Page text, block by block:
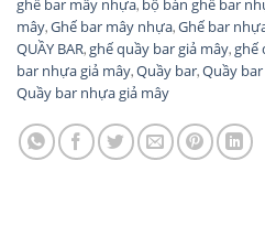
ghế bar mây nhựa, bộ bàn ghế bar
mây,Ghế bar mây nhựa,Ghế bar
QUẦY BAR,ghế quầy bar giả mây,ghế
bar nhựa giả mây,Quầy bar,Quầy
Quầy bar nhựa giả mây